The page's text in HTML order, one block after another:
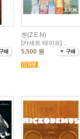
젠(Z.E.N)
[카세트 테이프] ..
5,500 원